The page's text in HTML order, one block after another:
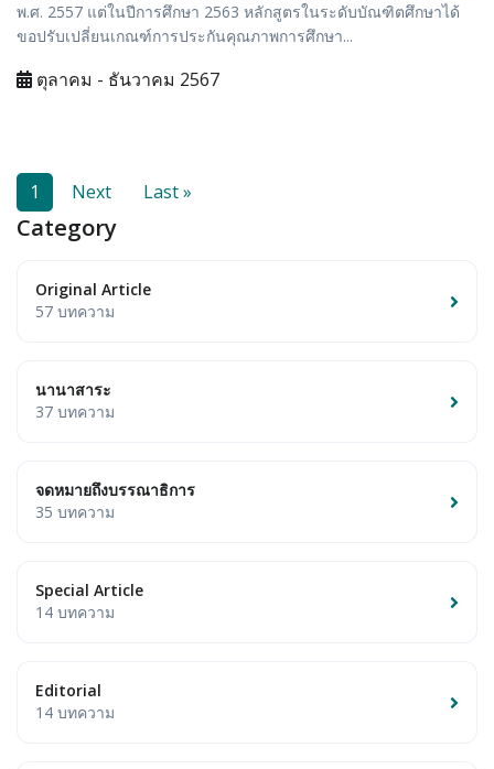
พ.ศ. 2557 แต่ในปีการศึกษา 2563 หลักสูตรในระดับบัณฑิตศึกษาได้
ขอปรับเปลี่ยนเกณฑ์การประกันคุณภาพการศึกษา...
ตุลาคม - ธันวาคม 2567
1 Next Last »
Category
Original Article
57 บทความ
นานาสาระ
37 บทความ
จดหมายถึงบรรณาธิการ
35 บทความ
Special Article
14 บทความ
Editorial
14 บทความ